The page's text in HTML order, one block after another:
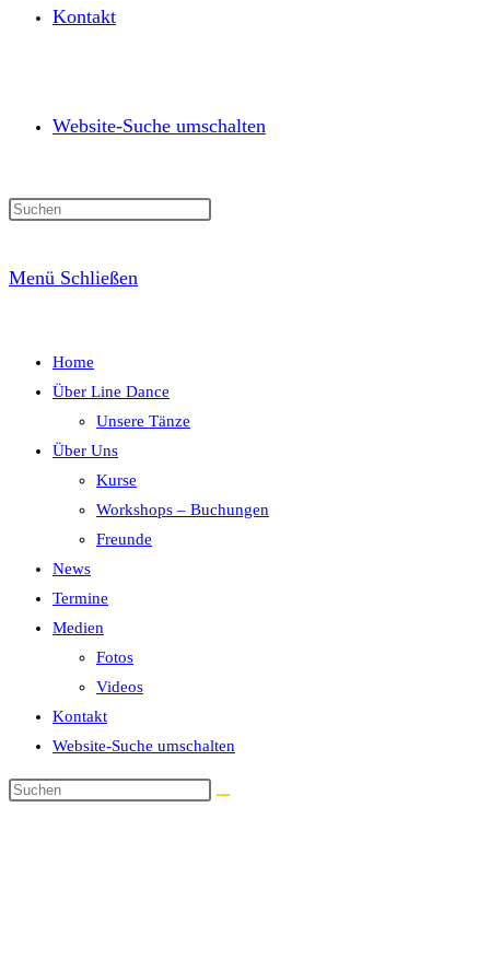
Kontakt
Website-Suche umschalten
Menü Schließen
Home
Über Line Dance
Unsere Tänze
Über Uns
Kurse
Workshops – Buchungen
Freunde
News
Termine
Medien
Fotos
Videos
Kontakt
Website-Suche umschalten